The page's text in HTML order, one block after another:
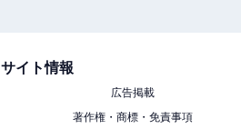
サイト情報
広告掲載
著作権・商標・免責事項